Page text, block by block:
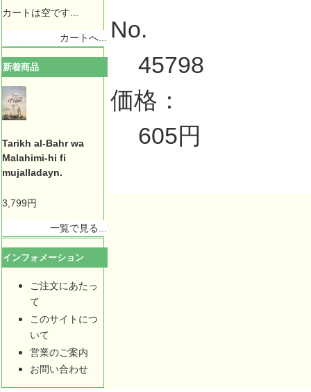
カートは空です...
カートへ...
新着商品
Tarikh al-Bahr wa
Malahimi-hi fi
mujalladayn.
3,799円
一覧で見る...
インフォメーション
ご注文にあたっ
て
このサイトにつ
いて
営業のご案内
お問い合わせ
No.
45798
価格：
605円